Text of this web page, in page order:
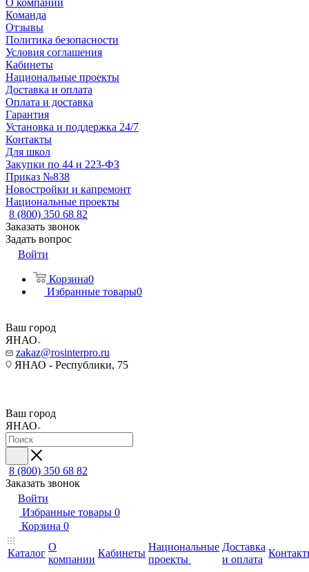
О компании
Команда
Отзывы
Политика безопасности
Условия соглашения
Кабинеты
Национальные проекты
Доставка и оплата
Оплата и доставка
Гарантия
Установка и поддержка 24/7
Контакты
Для школ
Закупки по 44 и 223-ФЗ
Приказ №838
Новостройки и капремонт
Национальные проекты
8 (800) 350 68 82
Заказать звонок
Задать вопрос
Войти
Корзина0
Избранные товары0
Ваш город
ЯНАО
zakaz@rosinterpro.ru
ЯНАО - Республики, 75
Ваш город
ЯНАО
8 (800) 350 68 82
Заказать звонок
Войти
Избранные товары 0
Корзина 0
Каталог
О
компании
Кабинеты
Национальные
проекты
Доставка
и оплата